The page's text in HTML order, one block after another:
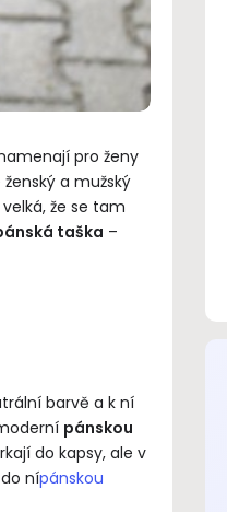
pro ženy
ženský a mužský
že se tam
taška –
barvě a k ní
pánskou
do kapsy, ale v
nípánskou
smysl životu, dává smysl
Antoine de Saint-Exupéry